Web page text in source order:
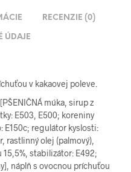
RECENZIE (0)
ÚDAJE
v kakaovej poleve.
múka, sirup z
E503, E500; koreniny
E150c; regulátor kyslosti:
rastlinný olej (palmový),
stabilizátor: E492;
náplň s ovocnou príchuťou